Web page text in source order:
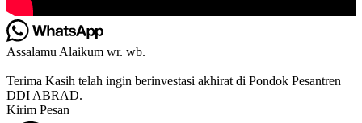
Assalamu Alaikum wr. wb.
Terima Kasih telah ingin berinvestasi akhirat di Pondok Pesantren
DDI ABRAD.
Kirim Pesan